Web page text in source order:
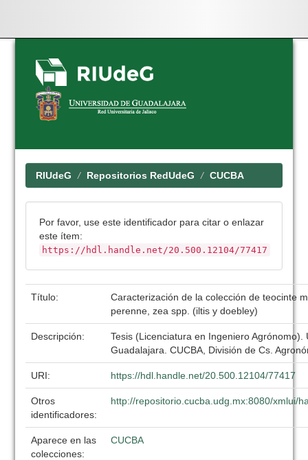
Skip
navigation
RIUdeG Repositorios RedUdeG CUCBA
Por favor, use este identificador para citar o enlazar
este ítem:
https://hdl.handle.net/20.500.12104/77417
Título:
Caracterización de la colección de teocinte
perenne, zea spp. (iltis y doebley)
Descripción:
Tesis (Licenciatura en Ingeniero Agrónomo).
Guadalajara. CUCBA, División de Cs.
URI: https://hdl.handle.net/20.500.12104/77417
Otros
identificadores:
http://repositorio.cucba.udg.mx:8080/xmlui/
Aparece en las
colecciones:
CUCBA